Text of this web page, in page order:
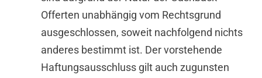
Offerten unabhängig vom Rechtsgrund
ausgeschlossen, soweit nachfolgend nichts
anderes bestimmt ist. Der vorstehende
Haftungsausschluss gilt auch zugunsten